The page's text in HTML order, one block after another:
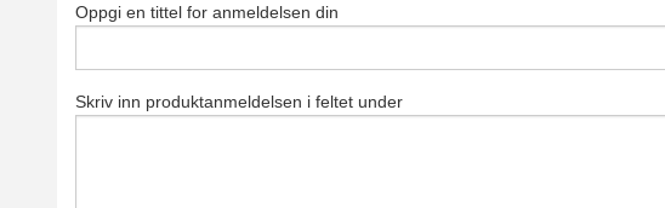
Oppgi en tittel for anmeldelsen din
Skriv inn produktanmeldelsen i feltet under